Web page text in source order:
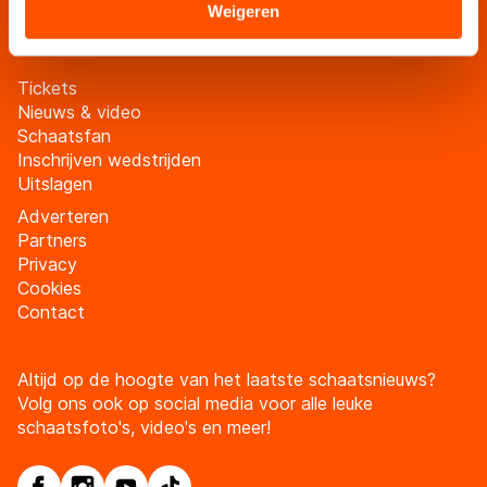
Sommige partners kunnen gegevens doorgeven aan
landen buiten de EU, zoals de VS, waar mogelijk geen
adequaat beschermingsniveau geldt volgens de GDPR.
Door op ‘Toestaan’ te klikken, stemt u in met deze
overdracht. Meer informatie vindt u in ons
Weigeren
Tickets
Nieuws & video
Schaatsfan
Inschrijven wedstrijden
Uitslagen
Adverteren
Partners
Privacy
Cookies
Contact
Altijd op de hoogte van het laatste schaatsnieuws?
Volg ons ook op social media voor alle leuke
schaatsfoto's, video's en meer!